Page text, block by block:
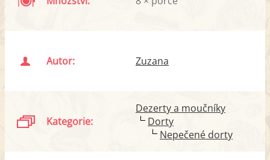
Autor: Zuzana
Kategorie:
Dezerty a moučníky
Dorty
Nepečené dorty